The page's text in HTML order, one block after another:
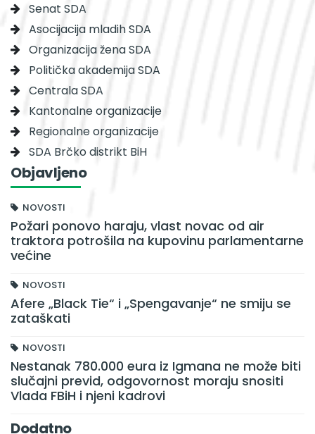
Senat SDA
Asocijacija mladih SDA
Organizacija žena SDA
Politička akademija SDA
Centrala SDA
Kantonalne organizacije
Regionalne organizacije
SDA Brčko distrikt BiH
Objavljeno
NOVOSTI
Požari ponovo haraju, vlast novac od air
traktora potrošila na kupovinu parlamentarne
većine
NOVOSTI
Afere „Black Tie“ i „Spengavanje“ ne smiju se
zataškati
NOVOSTI
Nestanak 780.000 eura iz Igmana ne može biti
slučajni previd, odgovornost moraju snositi
Vlada FBiH i njeni kadrovi
Dodatno